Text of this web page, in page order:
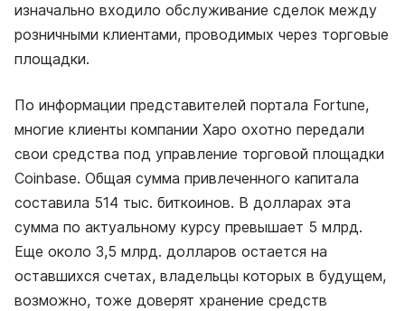
изначально входило обслуживание сделок между
розничными клиентами, проводимых через торговые
площадки.
По информации представителей портала Fortune,
многие клиенты компании Xapo охотно передали
свои средства под управление торговой площадки
Coinbase. Общая сумма привлеченного капитала
составила 514 тыс. биткоинов. В долларах эта
сумма по актуальному курсу превышает 5 млрд.
Еще около 3,5 млрд. долларов остается на
оставшихся счетах, владельцы которых в будущем,
возможно, тоже доверят хранение средств